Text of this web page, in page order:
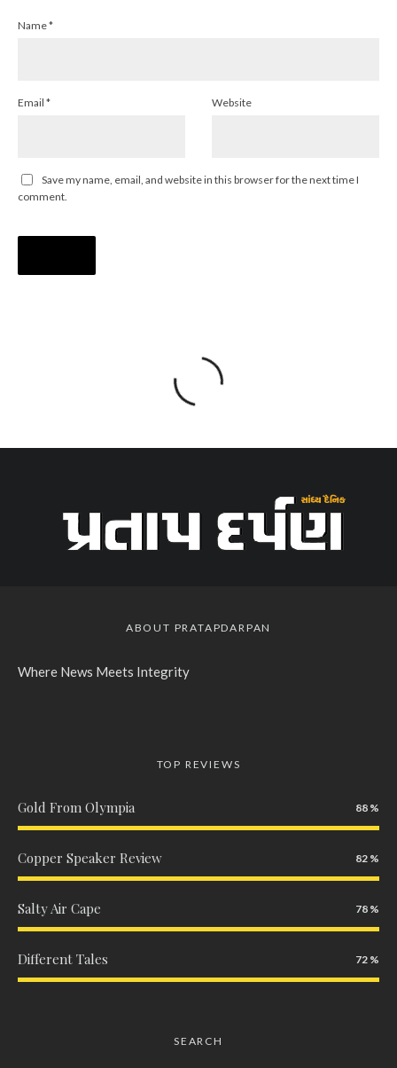
Name*
Email * Website
Save my name, email, and website in this browser for the next time I
comment.
ABOUT PRATAPDARPAN
Where News Meets Integrity
TOP REVIEWS
Gold From Olympia 88
Copper Speaker Review 82
Salty Air Cape 78
Different Tales 72
SEARCH